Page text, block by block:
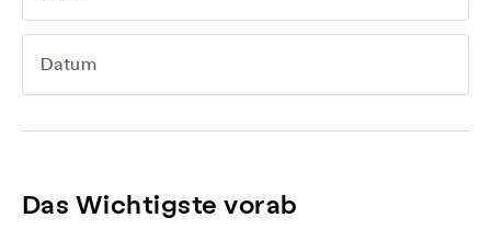
Datum
Das Wichtigste vorab